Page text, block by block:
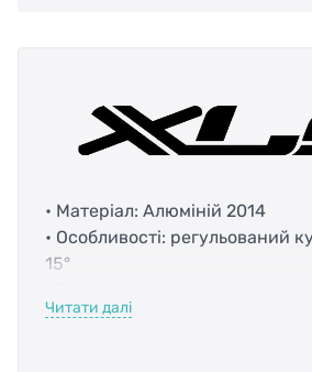
• Матеріал: Алюміній 2014
• Особливості: регульований
15°
• Зміщення: 20мм
Читати далі